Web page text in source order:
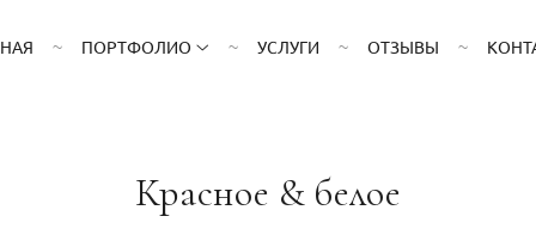
ПОРТФОЛИО УСЛУГИ ОТЗЫВЫ
Красное & белое